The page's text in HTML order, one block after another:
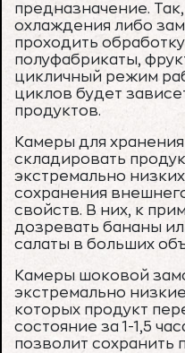
предназначение.
охлаждения либо
проходить
полуфабрикаты,
цикличный режим
циклов будет
продуктов.
Камеры для
складировать
экстремально
сохранения
свойств. В них, к
дозревать бананы
салаты в больших
Камеры шоковой
экстремально
которых продукт
состояние за 1-1,5
позволит сохранить